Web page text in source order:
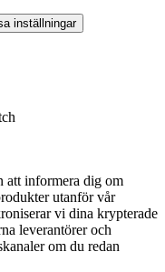
inställningar
att informera dig om
utanför vår
vi dina krypterade
leverantörer och
om du redan